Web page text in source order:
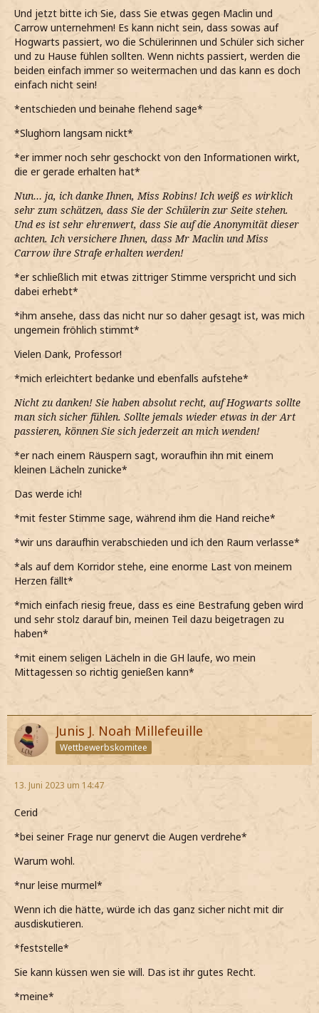
Und jetzt bitte ich Sie, dass Sie etwas gegen Maclin und
Carrow unternehmen! Es kann nicht sein, dass sowas auf
Hogwarts passiert, wo die Schülerinnen und Schüler sich sicher
und zu Hause fühlen sollten. Wenn nichts passiert, werden die
beiden einfach immer so weitermachen und das kann es doch
einfach nicht sein!
*entschieden und beinahe flehend sage*
*Slughorn langsam nickt*
*er immer noch sehr geschockt von den Informationen wirkt,
die er gerade erhalten hat*
Nun… ja, ich danke Ihnen, Miss Robins! Ich weiß es wirklich
sehr zum schätzen, dass Sie der Schülerin zur Seite stehen.
Und es ist sehr ehrenwert, dass Sie auf die Anonymität dieser
achten. Ich versichere Ihnen, dass Mr Maclin und Miss
Carrow ihre Strafe erhalten werden!
*er schließlich mit etwas zittriger Stimme verspricht und sich
dabei erhebt*
*ihm ansehe, dass das nicht nur so daher gesagt ist, was mich
ungemein fröhlich stimmt*
Vielen Dank, Professor!
*mich erleichtert bedanke und ebenfalls aufstehe*
Nicht zu danken! Sie haben absolut recht, auf Hogwarts sollte
man sich sicher fühlen. Sollte jemals wieder etwas in der Art
passieren, können Sie sich jederzeit an mich wenden!
*er nach einem Räuspern sagt, woraufhin ihn mit einem
kleinen Lächeln zunicke*
Das werde ich!
*mit fester Stimme sage, während ihm die Hand reiche*
*wir uns daraufhin verabschieden und ich den Raum verlasse*
*als auf dem Korridor stehe, eine enorme Last von meinem
Herzen fällt*
*mich einfach riesig freue, dass es eine Bestrafung geben wird
und sehr stolz darauf bin, meinen Teil dazu beigetragen zu
haben*
*mit einem seligen Lächeln in die GH laufe, wo mein
Mittagessen so richtig genießen kann*
Junis J. Noah Millefeuille
Wettbewerbskomitee
13. Juni 2023 um 14:47
Cerid
*bei seiner Frage nur genervt die Augen verdrehe*
Warum wohl.
*nur leise murmel*
Wenn ich die hätte, würde ich das ganz sicher nicht mit dir
ausdiskutieren.
*feststelle*
Sie kann küssen wen sie will. Das ist ihr gutes Recht.
*meine*